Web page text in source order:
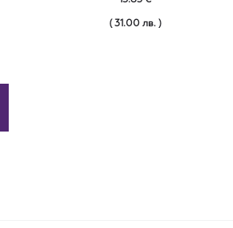
( 31.00 лв. )